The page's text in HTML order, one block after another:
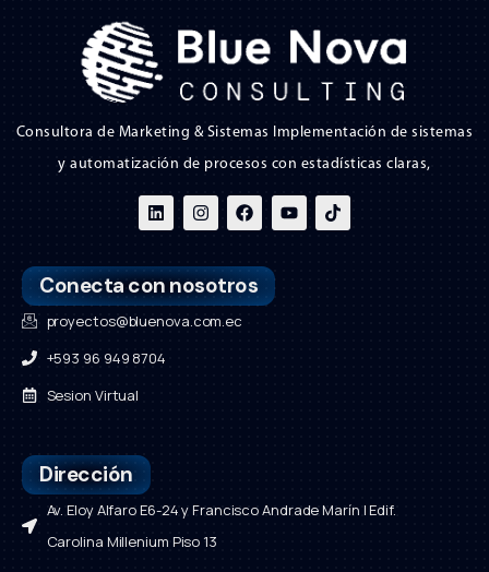
Consultora de Marketing & Sistemas Implementación de sistemas
y automatización de procesos con estadísticas claras,
Conecta con nosotros
proyectos@bluenova.com.ec
+593 96 949 8704
Sesion Virtual
Dirección
Av. Eloy Alfaro E6-24 y Francisco Andrade Marín | Edif.
Carolina Millenium Piso 13